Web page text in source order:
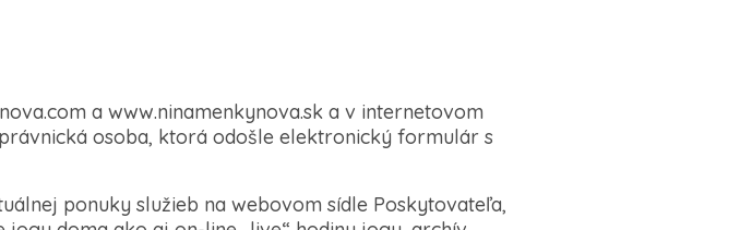
a www.ninamenkynova.sk a v internetovom
osoba, ktorá odošle elektronický formulár s
ponuky služieb na webovom sídle Poskytovateľa,